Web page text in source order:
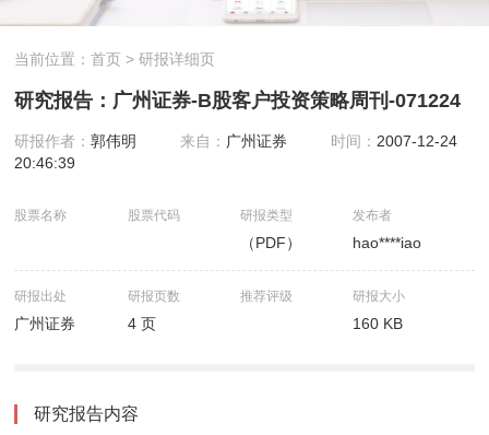
当前位置：首页 > 研报详细页
研究报告：广州证券-B股客户投资策略周刊-071224
研报作者：郭伟明 来自： 广州证券 时间： 2007-12-24
20:46:39
股票名称 股票代码 研报类型
（PDF）
发布者
hao****iao
研报出处
广州证券
研报页数
4 页
推荐评级 研报大小
160 KB
研究报告内容